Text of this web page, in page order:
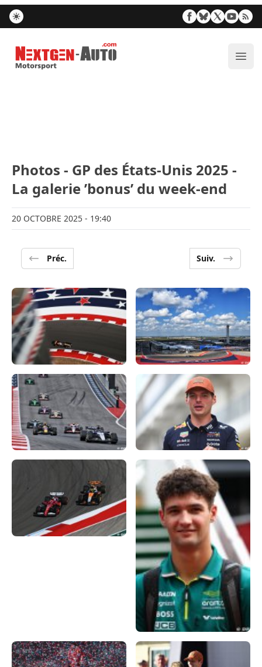
Nextgen-Auto.com
Photos - GP des États-Unis 2025 -
La galerie ’bonus’ du week-end
20 OCTOBRE 2025 - 19:40
Préc. Suiv.